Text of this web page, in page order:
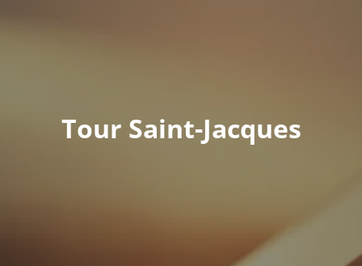
Tour Saint-Jacques